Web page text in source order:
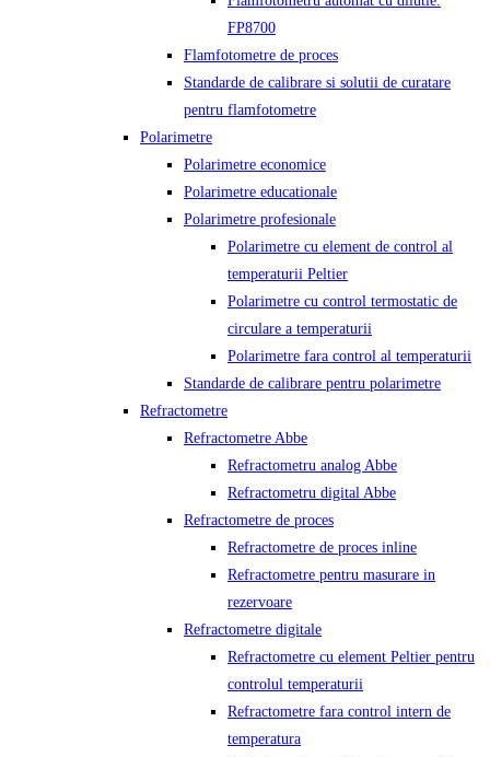
FP8700
Flamfotometre de proces
Standarde de calibrare si solutii de curatare
pentru flamfotometre
Polarimetre
Polarimetre economice
Polarimetre educationale
Polarimetre profesionale
Polarimetre cu element de control al
temperaturii Peltier
Polarimetre cu control termostatic de
circulare a temperaturii
Polarimetre fara control al temperaturii
Standarde de calibrare pentru polarimetre
Refractometre
Refractometre Abbe
Refractometru analog Abbe
Refractometru digital Abbe
Refractometre de proces
Refractometre de proces inline
Refractometre pentru masurare in
rezervoare
Refractometre digitale
Refractometre cu element Peltier pentru
controlul temperaturii
Refractometre fara control intern de
temperatura